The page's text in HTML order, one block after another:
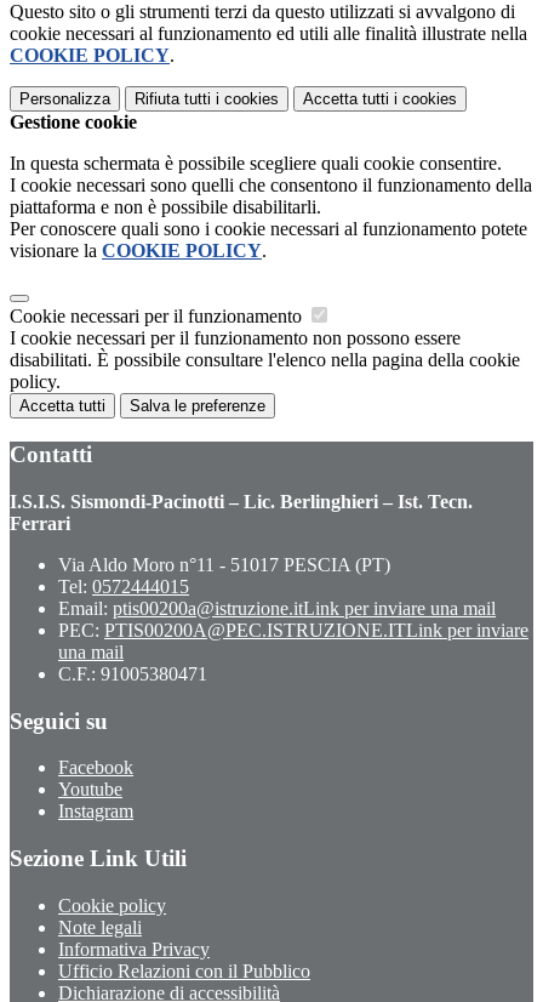
Questo sito o gli strumenti terzi da questo utilizzati si avvalgono di
cookie necessari al funzionamento ed utili alle finalità illustrate nella
COOKIE POLICY.
Personalizza Rifiuta tutti i cookies Accetta tutti i cookies
Gestione cookie
In questa schermata è possibile scegliere quali cookie consentire.
I cookie necessari sono quelli che consentono il funzionamento della
piattaforma e non è possibile disabilitarli.
Per conoscere quali sono i cookie necessari al funzionamento potete
visionare la COOKIE POLICY.
Cookie necessari per il funzionamento
I cookie necessari per il funzionamento non possono essere
disabilitati. È possibile consultare l'elenco nella pagina della cookie
policy.
Accetta tutti Salva le preferenze
Contatti
I.S.I.S. Sismondi-Pacinotti – Lic. Berlinghieri – Ist. Tecn.
Ferrari
Via Aldo Moro n°11 - 51017 PESCIA (PT)
Tel: 0572444015
Email: ptis00200a@istruzione.itLink per inviare una mail
PEC: PTIS00200A@PEC.ISTRUZIONE.ITLink per inviare
una mail
C.F.: 91005380471
Seguici su
Facebook
Youtube
Instagram
Sezione Link Utili
Cookie policy
Note legali
Informativa Privacy
Ufficio Relazioni con il Pubblico
Dichiarazione di accessibilità